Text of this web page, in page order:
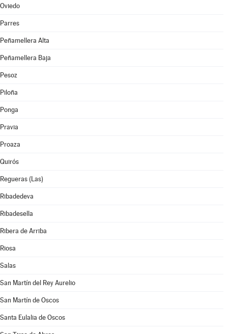
Oviedo
Parres
Peñamellera Alta
Peñamellera Baja
Pesoz
Piloña
Ponga
Pravia
Proaza
Quirós
Regueras (Las)
Ribadedeva
Ribadesella
Ribera de Arriba
Riosa
Salas
San Martín del Rey Aurelio
San Martín de Oscos
Santa Eulalia de Oscos